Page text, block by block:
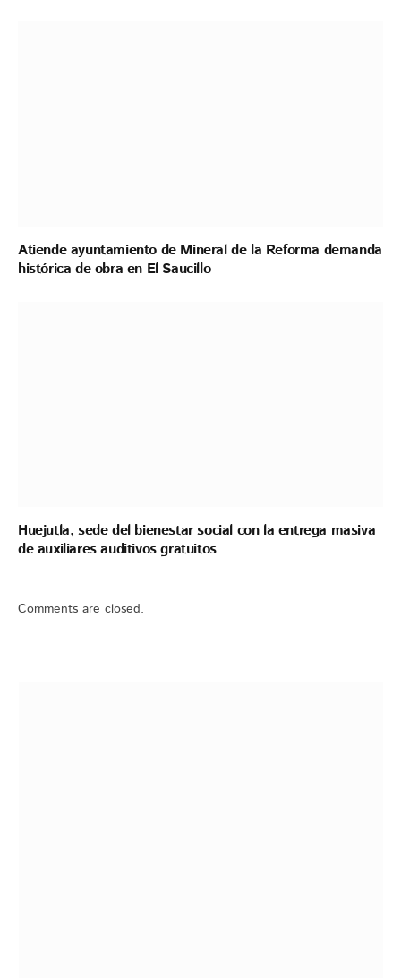
Atiende ayuntamiento de Mineral de la Reforma demanda
histórica de obra en El Saucillo
Huejutla, sede del bienestar social con la entrega masiva
de auxiliares auditivos gratuitos
Comments are closed.